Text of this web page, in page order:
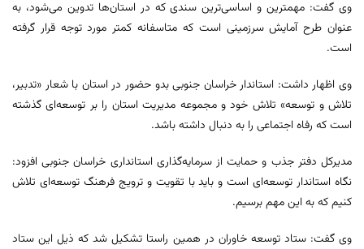
وی گفت: مهمترین و اساسی‌ترین سندی که در استان‌ها تدوین می‌شود، به
عنوان طرح آمایش سرزمینی است که متاسفانه کمتر مورد توجه قرار گرفته
است.
وی اظهار داشت: استاندار خراسان جنوبی بدو حضور در استان با شعار «تدبیر،
تلاش و توسعه» تلاش خود و مجموعه مدیریت استان را بر توسعه‌ای گذشته
است که رفاه اجتماعی را به دنبال داشته باشد.
مدیرکل دفتر جذب و حمایت از سرمایه‌گذاری استانداری خراسان جنوبی افزود:
نگاه استاندار توسعه‌ای است و باید با تقویت و ترویج فرهنگ توسعه‌ای تلاش
کنیم که به این مهم برسیم.
وی گفت: ستاد توسعه خاوران در همین راستا تشکیل شد که ذیل این ستاد